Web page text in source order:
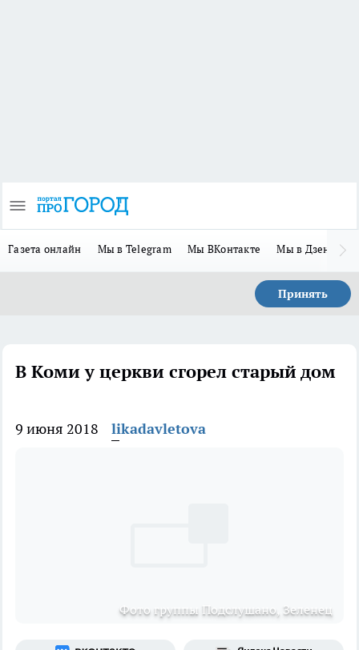
Газета онлайн Мы в Telegram Мы ВКонтакте Мы в Дзене
Принять
В Коми у церкви сгорел старый дом
9 июня 2018 likadavletova
Фото группы Подслушано, Зеленец